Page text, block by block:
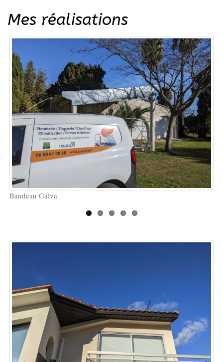
Mes réalisations
Bandeau Galva